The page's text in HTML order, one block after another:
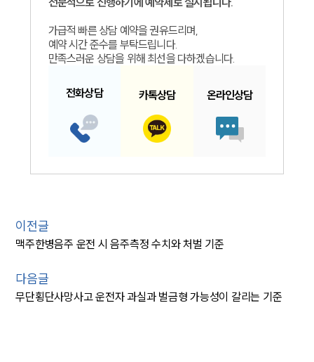
가급적 빠른 상담 예약을 권유드리며,
예약 시간 준수를 부탁드립니다.
만족스러운 상담을 위해 최선을 다하겠습니다.
전화상담 카톡상담 온라인상담
이전글
맥주한병음주 운전 시 음주측정 수치와 처벌 기준
다음글
무단횡단사망사고 운전자 과실과 벌금형 가능성이 갈리는 기준